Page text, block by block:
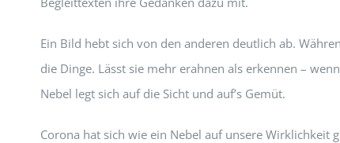
Ein Bild hebt sich von den anderen deutlich ab.
die Dinge. Lässt sie mehr erahnen als erkennen –
Nebel legt sich auf die Sicht und auf’s Gemüt.
Corona hat sich wie ein Nebel auf unsere Wirklichkeit